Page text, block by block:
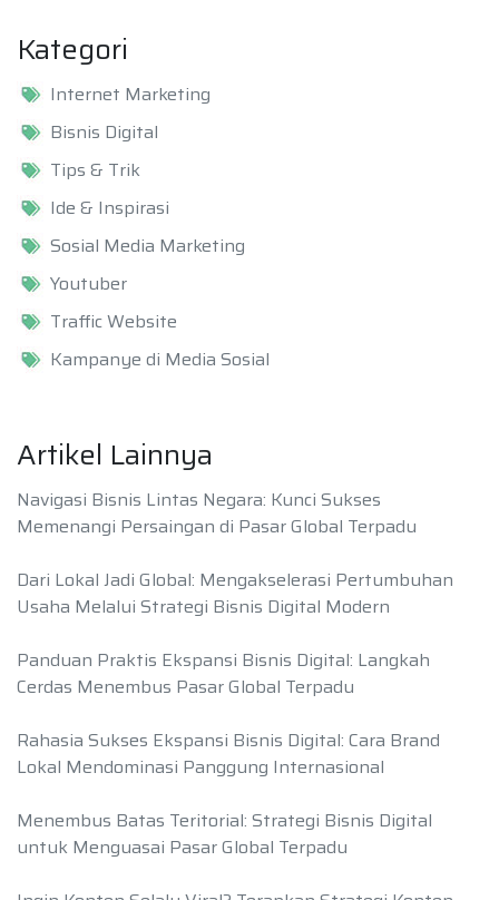
Kategori
Internet Marketing
Bisnis Digital
Tips & Trik
Ide & Inspirasi
Sosial Media Marketing
Youtuber
Traffic Website
Kampanye di Media Sosial
Artikel Lainnya
Navigasi Bisnis Lintas Negara: Kunci Sukses
Memenangi Persaingan di Pasar Global Terpadu
Dari Lokal Jadi Global: Mengakselerasi Pertumbuhan
Usaha Melalui Strategi Bisnis Digital Modern
Panduan Praktis Ekspansi Bisnis Digital: Langkah
Cerdas Menembus Pasar Global Terpadu
Rahasia Sukses Ekspansi Bisnis Digital: Cara Brand
Lokal Mendominasi Panggung Internasional
Menembus Batas Teritorial: Strategi Bisnis Digital
untuk Menguasai Pasar Global Terpadu